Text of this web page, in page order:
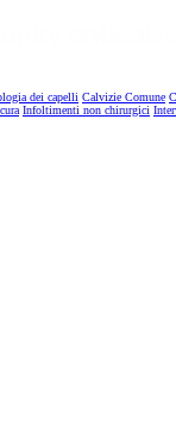
dei capelli Calvizie Comune
Infoltimenti non chirurgici